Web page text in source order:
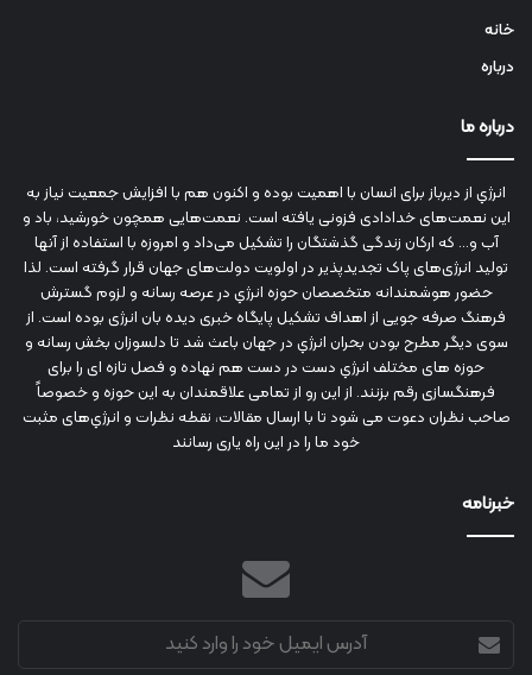
خانه
درباره
درباره ما
انرژي‌ از دیرباز برای انسان با اهمیت بوده و اکنون هم با افزایش جمعیت نیاز به
این نعمت‌های خدادادی فزونی یافته است. نعمت‌هایی همچون خورشید، باد و
آب و... که ارکان زندگی گذشتگان را تشکیل می‌داد و امروزه با استفاده از آنها
تولید انرژی‌های پاک تجدیدپذیر در اولویت دولت‌های جهان قرار گرفته است. لذا
حضور هوشمندانه متخصصان حوزه انرژي در عرصه رسانه و لزوم گسترش
فرهنگ صرفه جویی از اهداف تشکیل پایگاه خبری دیده بان انرژی بوده است. از
سوی دیگر مطرح بودن بحران انرژي در جهان باعث شد تا دلسوزان بخش رسانه و
حوزه های مختلف انرژي دست در دست هم نهاده و فصل تازه ای را برای
فرهنگسازی رقم بزنند. از این رو از تمامی علاقمندان به این حوزه و خصوصاً
صاحب نظران دعوت می شود تا با ارسال مقالات، نقطه نظرات و انرژي‌های مثبت
خود ما را در این راه یاری رسانند
خبرنامه
آدرس
ایمیل